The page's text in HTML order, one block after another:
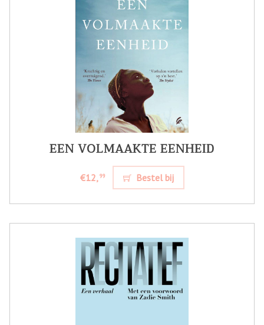
EEN VOLMAAKTE EENHEID
€12,99 Bestel bij